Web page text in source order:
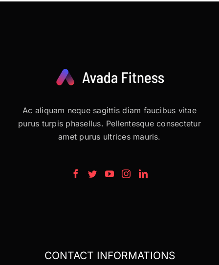
Ac aliquam neque sagittis diam faucibus vitae
purus turpis phasellus. Pellentesque consectetur
amet purus ultrices mauris.
CONTACT INFORMATIONS